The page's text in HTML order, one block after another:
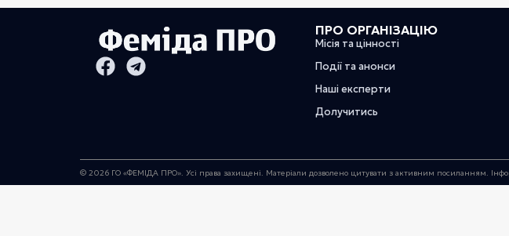
ПРО ОРГАНІЗАЦІЮ
Місія та цінності
Події та анонси
Наші експерти
Долучитись
© 2026 ГО «ФЕМІДА ПРО». Усі права захищені. Матеріали дозволено цитувати з активним посиланням.